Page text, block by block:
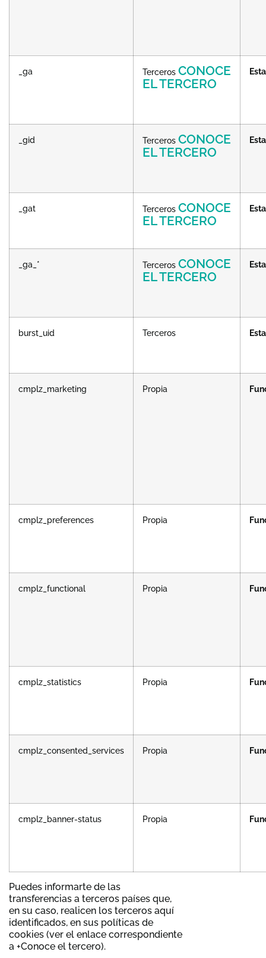
_ga Terceros CONOCE
EL TERCERO
_gid Terceros CONOCE
EL TERCERO
_gat Terceros CONOCE
EL TERCERO
_ga_* Terceros CONOCE
EL TERCERO
burst_uid Terceros
cmplz_marketing Propia
cmplz_preferences Propia
cmplz_functional Propia
cmplz_statistics Propia
cmplz_consented_services Propia
cmplz_banner-status Propia
Puedes informarte de las
transferencias a terceros países que,
en su caso, realicen los terceros aquí
identificados, en sus políticas de
cookies (ver el enlace correspondiente
a +Conoce el tercero).